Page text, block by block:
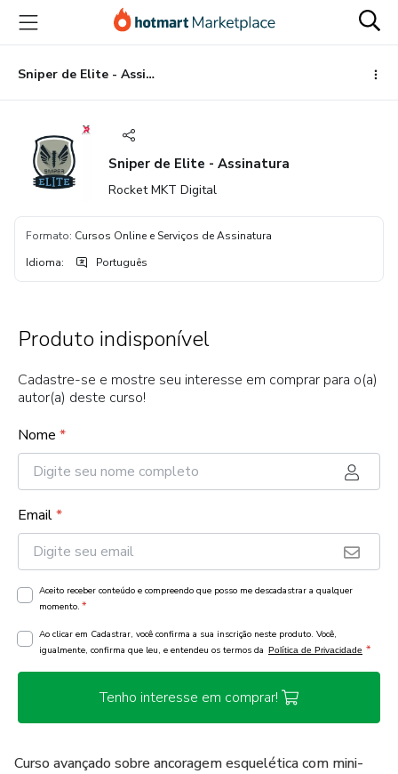
para
conteúdo
principal
para
pagamento
para
rodapé
Sniper de Elite - Assinatura
Sniper de Elite - Assinatura
Rocket MKT Digital
Formato: Cursos Online e Serviços de Assinatura
Idioma: Português
Produto indisponível
Cadastre-se e mostre seu interesse em comprar para o(a)
autor(a) deste curso!
Nome *
Email*
Aceito receber conteúdo e compreendo que posso me descadastrar a qualquer
momento. *
Ao clicar em Cadastrar, você confirma a sua inscrição neste produto. Você,
igualmente, confirma que leu, e entendeu os termos da Política de Privacidade *
Tenho interesse em comprar!
Curso avançado sobre ancoragem esquelética com mini-